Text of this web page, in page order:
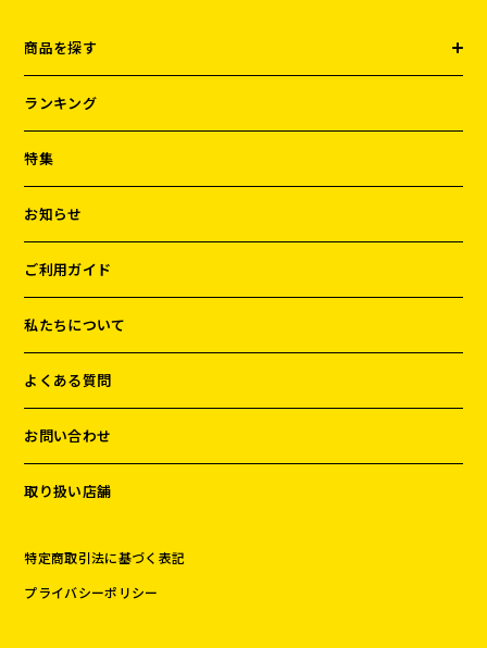
商品を探す
ランキング
特集
お知らせ
ご利用ガイド
私たちについて
よくある質問
お問い合わせ
取り扱い店舗
特定商取引法に基づく表記
プライバシーポリシー